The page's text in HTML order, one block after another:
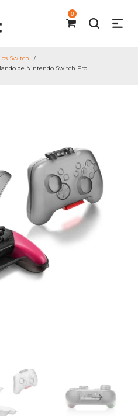
0
Switch /
de Nintendo Switch Pro